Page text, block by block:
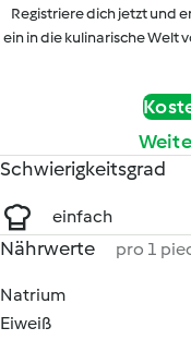
Registriere dich jetzt und
ein in die kulinarische Welt
Schwierigkeitsgrad
einfach
Nährwerte pro 1
Natrium
Eiweiß